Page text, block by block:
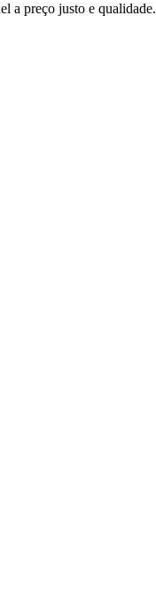
a preço justo e qualidade.